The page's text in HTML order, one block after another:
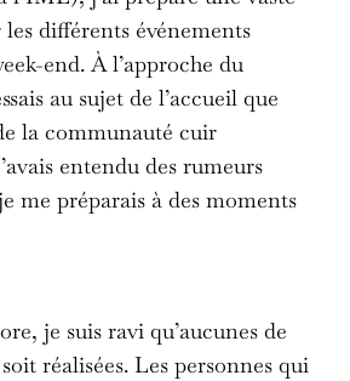
différents événements
end. À l’approche du
au sujet de l’accueil que
la communauté cuir
entendu des rumeurs
me préparais à des moments
je suis ravi qu’aucunes de
réalisées. Les personnes qui